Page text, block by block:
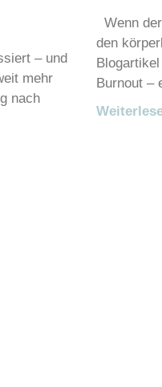
– und
mehr
nach
Wenn
den
Burnout –